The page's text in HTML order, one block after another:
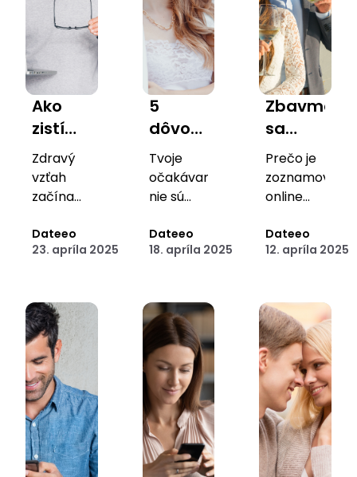
Ako
zistím,
že som
pripravený
na
vzťah?
Zdravý
vzťah
začína
keď ho
nepotrebuješ,
želáš.
Dateeo
23. apríla 2025
5
dôvodov,
prečo
máš
vysoké
a to je
úplne
poriadku
Tvoje
očakávania
nie sú
Sú tvojím
kompasom.
Dateeo
18. apríla 2025
Zbavme
sa
stigmy:
Zoznamky
už nie
tým,
čím
kedysi
Prečo je
zoznamovanie
online
známkou
sebavedomia,
Dateeo
12. apríla 2025